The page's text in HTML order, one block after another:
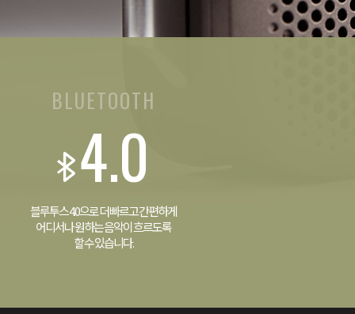
BLUETOOTH
4.0
블루투스 4.0으로 더 빠르고 간편하게
어디서나 원하는 음악이 흐르도록
할 수 있습니다.